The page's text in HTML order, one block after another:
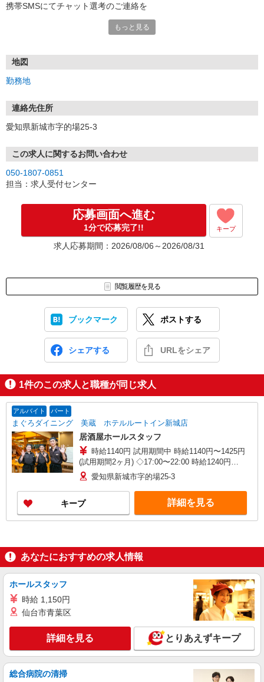
携帯SMSにてチャット選考のご連絡を
応募時には正しい携帯番号をご入力ください
「イーアイデムを見た」と言って頂けると
店舗または開業準備室にて
面接します(1回・30分ほど)。
＊面接当日、履歴書の持参は不要です。
＊入社時には履歴書提出が必要です。
＊選考状況により、書類選考を
行う場合があります
※別途ご連絡／履歴書不返却
もっと見る
地図
勤務地
連絡先住所
愛知県新城市字的場25-3
この求人に関するお問い合わせ
050-1807-0851
担当：求人受付センター
応募画面へ進む
1分で応募完了!! キープ
求人応募期間：2026/08/06～2026/08/31
閲覧履歴を見る
ブックマーク ポストする
シェアする URLをシェア
1件のこの求人と職種が同じ求人
アルバイト パート
まぐろダイニング 美蔵 ホテルルートイン新城店
居酒屋ホールスタッフ
時給1140円 試用期間中 時給1140円〜1425円
(試用期間2ヶ月) ◇17:00〜22:00 時給1240円
◇22:00〜25:00 時給1425円 ◇土・日・祝日手当/
時給＋50円
愛知県新城市字的場25-3
キープ 詳細を見る
あなたにおすすめの求人情報
ホールスタッフ
時給 1,150円
仙台市青葉区
詳細を見る とりあえずキープ
総合病院の清掃